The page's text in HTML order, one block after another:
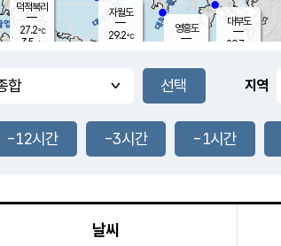
풍도
1.5m/s
영흥도
자월도
29.2℃
대부도
29.7
덕적북리
27.2℃
3.5 m/s
지역
-12시간 -3시간 -1시간
날씨